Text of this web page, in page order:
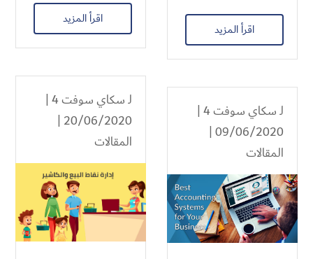
اقرأ المزيد
اقرأ المزيد
لـسكاي سوفت 4
|
20/06/2020 |
المقالات
لـسكاي سوفت 4
|
09/06/2020 |
المقالات